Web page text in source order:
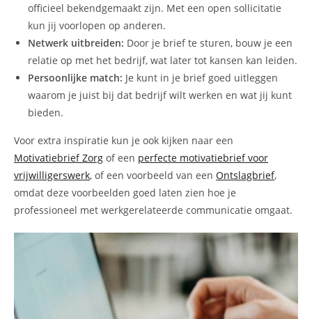
officieel bekendgemaakt zijn. Met een open sollicitatie
kun jij voorlopen op anderen.
Netwerk uitbreiden: Door je brief te sturen, bouw je een
relatie op met het bedrijf, wat later tot kansen kan leiden.
Persoonlijke match: Je kunt in je brief goed uitleggen
waarom je juist bij dat bedrijf wilt werken en wat jij kunt
bieden.
Voor extra inspiratie kun je ook kijken naar een
Motivatiebrief Zorg of een perfecte motivatiebrief voor
vrijwilligerswerk, of een voorbeeld van een Ontslagbrief,
omdat deze voorbeelden goed laten zien hoe je
professioneel met werkgerelateerde communicatie omgaat.